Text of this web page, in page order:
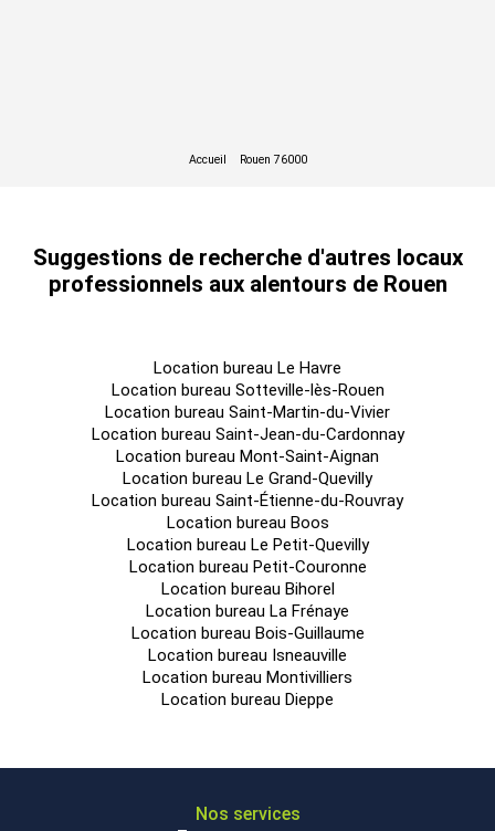
Suggestions de recherche d'autres locaux
professionnels aux alentours de Rouen
Location bureau Le Havre
Location bureau Sotteville-lès-Rouen
Location bureau Saint-Martin-du-Vivier
Location bureau Saint-Jean-du-Cardonnay
Location bureau Mont-Saint-Aignan
Location bureau Le Grand-Quevilly
Location bureau Saint-Étienne-du-Rouvray
Location bureau Boos
Location bureau Le Petit-Quevilly
Location bureau Petit-Couronne
Location bureau Bihorel
Location bureau La Frénaye
Location bureau Bois-Guillaume
Location bureau Isneauville
Location bureau Montivilliers
Location bureau Dieppe
Nos services